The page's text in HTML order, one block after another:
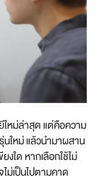
ใหม่ล่าสุด แต่คือความ
นใหม่ แล้วนำมาผสาน
งใด หากเลือกใช้ไม่
ม่เป็นไปตามคาด